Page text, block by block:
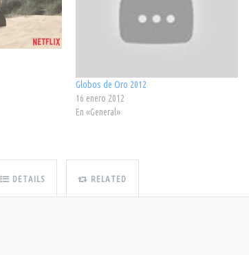
Globos de Oro 2012
16 enero 2012
En «General»
DETAILS RELATED